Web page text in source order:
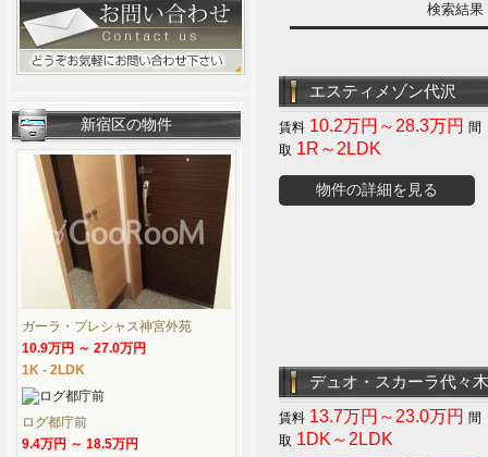
検索結
エスティメゾン代沢
10.2万円～28.3万円
1R～2LDK
物件の詳細を見る
デュオ・スカーラ代々
13.7万円～23.0万円
1DK～2LDK
新宿区の物件
ガーラ・プレシャス神宮外苑
10.9万円 ～ 27.0万円
1K - 2LDK
ログ都庁前
9.4万円 ～ 18.5万円